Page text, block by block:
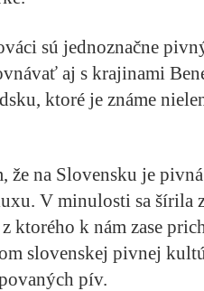
sú jednoznačne
aj s krajinami
ktoré je známe
že na Slovensku je
V minulosti sa šírila
ktorého k nám zase
slovenskej pivnej
pív.